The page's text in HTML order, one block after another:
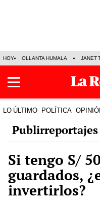
HOY OLLANTA HUMALA JANET
LO ÚLTIMO POLÍTICA
Publirreportajes
Si tengo S/
guardados,
invertirlos?